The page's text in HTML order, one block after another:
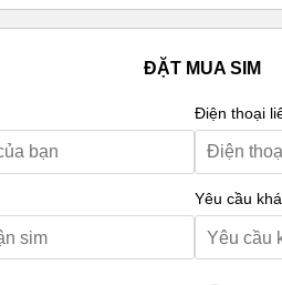
ĐẶT MUA SIM
Điện thoại
Yêu cầu